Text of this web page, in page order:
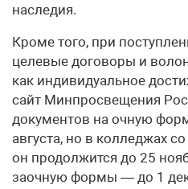
наследия.
Кроме того, при
целевые договоры и
как индивидуальное
сайт Минпросвещения
документов на очную
августа, но в колледжах
он продолжится до 25
заочную формы — до 1